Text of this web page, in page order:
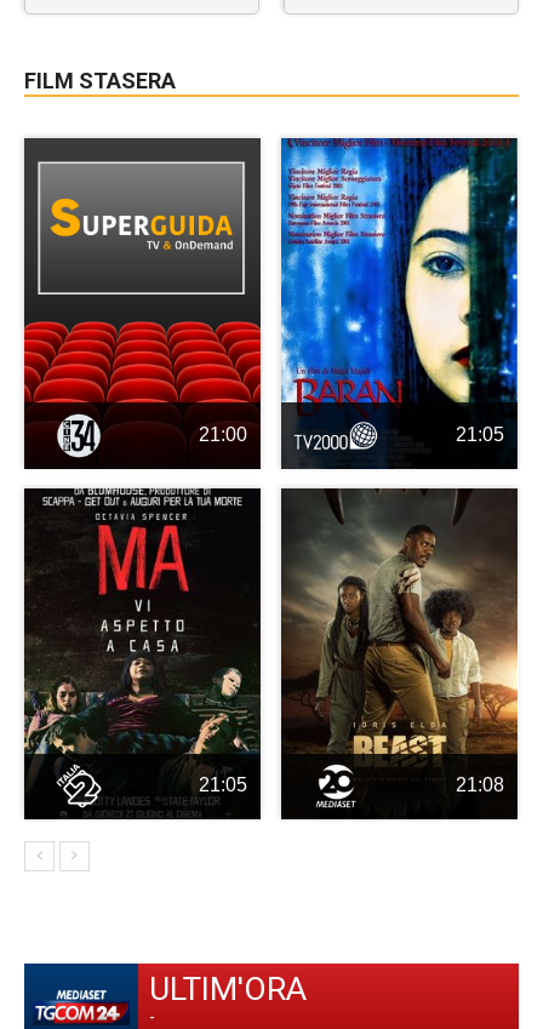
FILM STASERA
21:00 21:05
21:05 21:08
ULTIM'ORA
-